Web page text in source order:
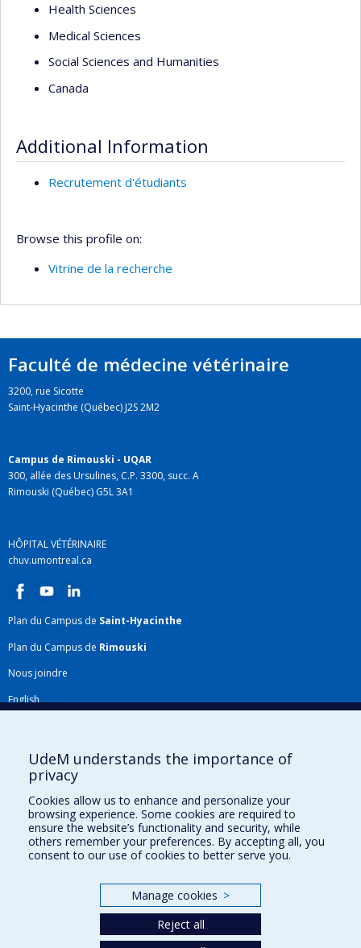
Health Sciences
Medical Sciences
Social Sciences and Humanities
Canada
Additional Information
Recrutement d'étudiants
Browse this profile on:
Vitrine de la recherche
Faculté de médecine vétérinaire
3200, rue Sicotte
Saint-Hyacinthe (Québec) J2S 2M2
Campus de Rimouski - UQAR
300, allée des Ursulines, C.P. 3300, succ. A
Rimouski (Québec) G5L 3A1
HÔPITAL VÉTÉRINAIRE
chuv.umontreal.ca
Plan du Campus de Saint-Hyacinthe
Plan du Campus de Rimouski
Nous joindre
English
Plan du site
Accessibilité
Gabarits et image de marque
Agenda FMV & calendrier académique
La Faculté de médecine vétérinaire de l'Université de Montréal détient
UdeM understands the importance of
privacy
Cookies allow us to enhance and personalize your
browsing experience. Some cookies are required to
ensure the website’s functionality and security, while
others remember your preferences. By accepting all, you
consent to our use of cookies to better serve you.
Manage cookies >
Reject all